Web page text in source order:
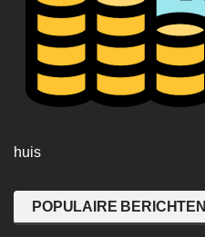
huis
POPULAIRE BERICHTEN